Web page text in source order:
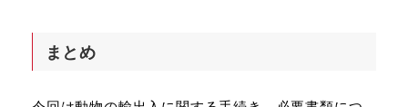
まとめ